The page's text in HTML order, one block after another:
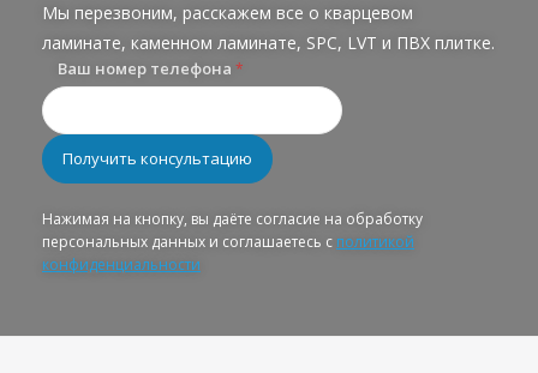
Мы перезвоним, расскажем все о кварцевом
ламинате, каменном ламинате, SPC, LVT и ПВХ плитке.
Ваш номер телефона *
Нажимая на кнопку, вы даёте согласие на обработку
персональных данных и соглашаетесь с политикой
конфиденциальности